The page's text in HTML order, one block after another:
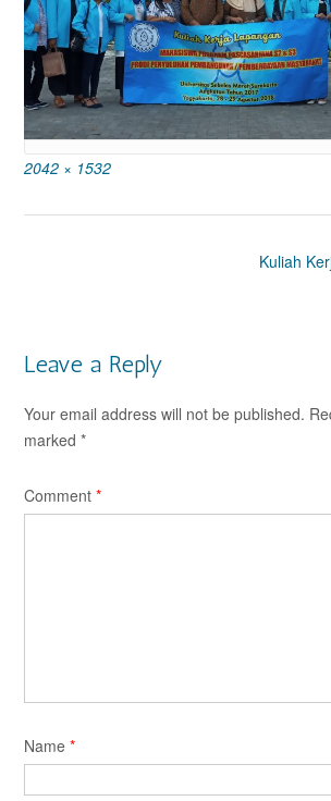
Full
2042 × 1532
Kuliah
Leave a Reply
Your email address will not be published.
marked *
Comment *
Name *